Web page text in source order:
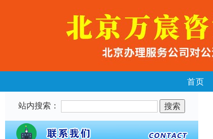
首页
站内搜索：